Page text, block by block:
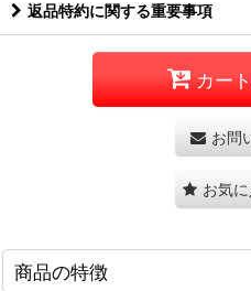
返品特約に関する重要事項
カー
お問
お気
商品の特徴